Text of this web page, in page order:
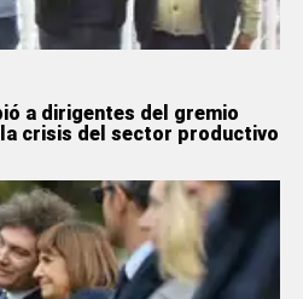
a dirigentes del gremio
crisis del sector productivo